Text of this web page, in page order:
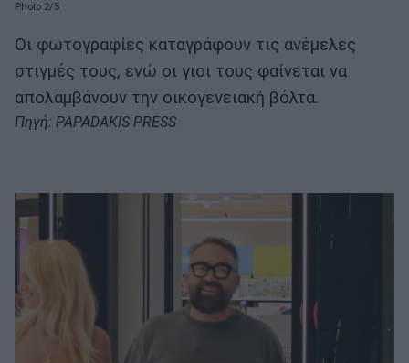
Photo 2/5
Οι φωτογραφίες καταγράφουν τις ανέμελες
στιγμές τους, ενώ οι γιοι τους φαίνεται να
απολαμβάνουν την οικογενειακή βόλτα.
Πηγή: PAPADAKIS PRESS